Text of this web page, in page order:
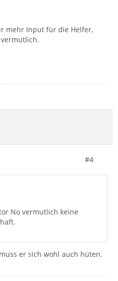
mehr Input für die Helfer,
#4
No vermutlich keine
muss er sich wohl auch hüten.